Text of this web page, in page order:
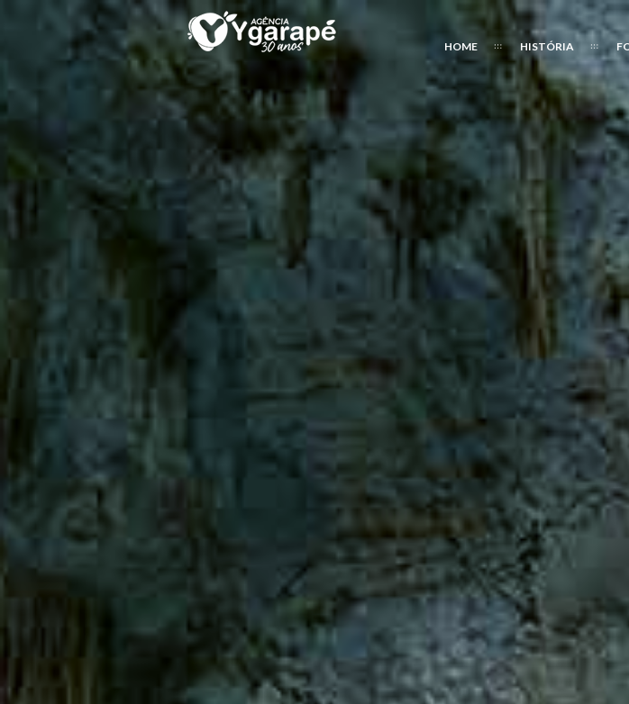
HOME HISTÓRIA